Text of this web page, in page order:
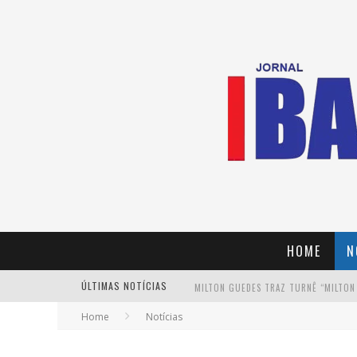
HOME
ÚLTIMAS NOTÍCIAS MILTON GUEDES TRAZ TURNÊ
Home Notícias